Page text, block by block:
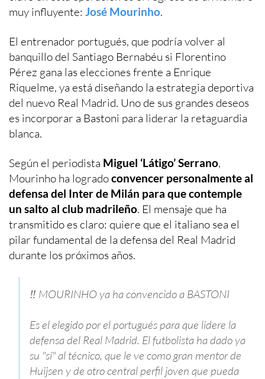
muy influyente: José Mourinho.
El entrenador portugués, que podría volver al
banquillo del Santiago Bernabéu si Florentino
Pérez gana las elecciones frente a Enrique
Riquelme, ya está diseñando la estrategia deportiva
del nuevo Real Madrid. Uno de sus grandes deseos
es incorporar a Bastoni para liderar la retaguardia
blanca.
Según el periodista Miguel ‘Látigo’ Serrano,
Mourinho ha logradoconvencer personalmente al
defensa del Inter de Milán para que contemple
un salto al club madrileño. El mensaje que ha
transmitido es claro: quiere que el italiano sea el
pilar fundamental de la defensa del Real Madrid
durante los próximos años.
‼️ MOURINHO ya ha convencido a BASTONI
Es el elegido por el portugués para que lidere la
defensa del Real Madrid. El futbolista ha dado ya
su "sí" al técnico, que le ve como gran mentor de
Huijsen y de otro central perfil joven que pueda